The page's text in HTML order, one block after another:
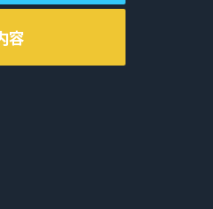
容